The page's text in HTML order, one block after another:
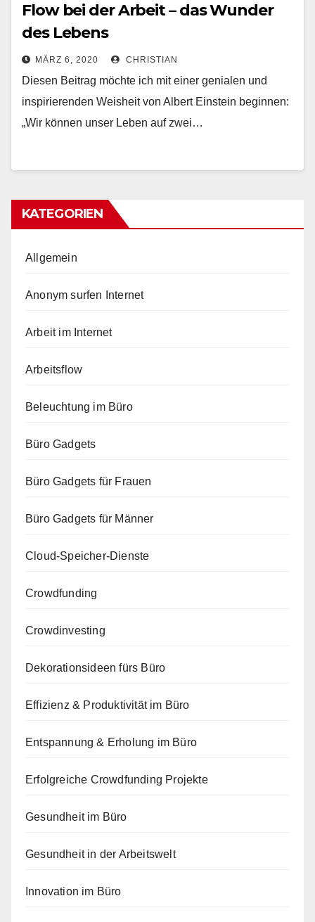
Flow bei der Arbeit – das Wunder
des Lebens
MÄRZ 6, 2020 CHRISTIAN
Diesen Beitrag möchte ich mit einer genialen und
inspirierenden Weisheit von Albert Einstein beginnen:
„Wir können unser Leben auf zwei…
KATEGORIEN
Allgemein
Anonym surfen Internet
Arbeit im Internet
Arbeitsflow
Beleuchtung im Büro
Büro Gadgets
Büro Gadgets für Frauen
Büro Gadgets für Männer
Cloud-Speicher-Dienste
Crowdfunding
Crowdinvesting
Dekorationsideen fürs Büro
Effizienz & Produktivität im Büro
Entspannung & Erholung im Büro
Erfolgreiche Crowdfunding Projekte
Gesundheit im Büro
Gesundheit in der Arbeitswelt
Innovation im Büro